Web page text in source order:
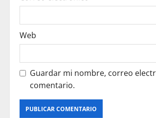
Web
Guardar mi nombre, correo
comentario.